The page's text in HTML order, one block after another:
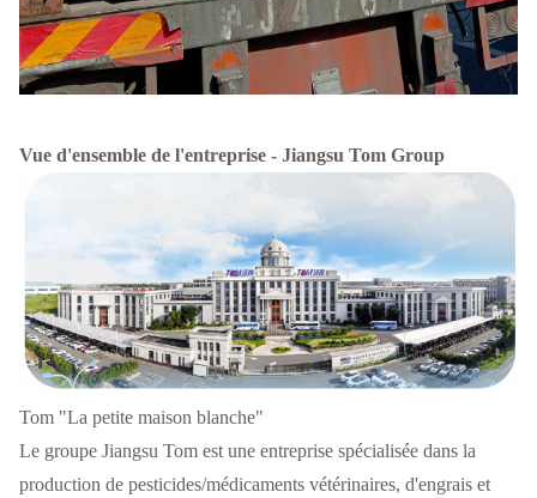
Vue d'ensemble de l'entreprise - Jiangsu Tom Group
Tom "La petite maison blanche"
Le groupe Jiangsu Tom est une entreprise spécialisée dans la
production de pesticides/médicaments vétérinaires, d'engrais et